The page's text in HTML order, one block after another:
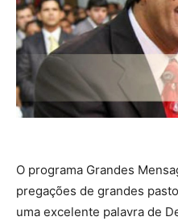
O programa Grandes
pregações de grandes
uma excelente palavra de